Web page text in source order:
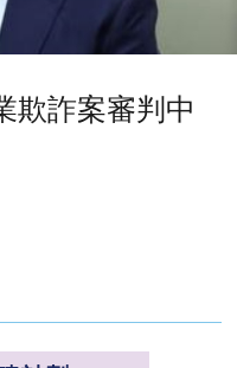
欺詐案審判中